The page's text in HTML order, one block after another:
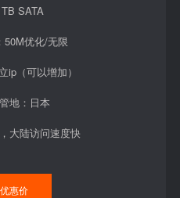
SATA
50M优化/无限
ip（可以增加）
地：日本
大陆访问速度快
惠价